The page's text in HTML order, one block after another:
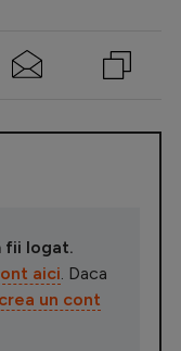
fii logat.
aici . Daca
un cont